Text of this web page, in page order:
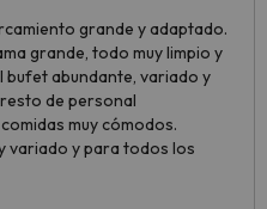
grande y adaptado.
grande, todo muy limpio y
bufet abundante, variado y
de personal
muy cómodos.
variado y para todos los